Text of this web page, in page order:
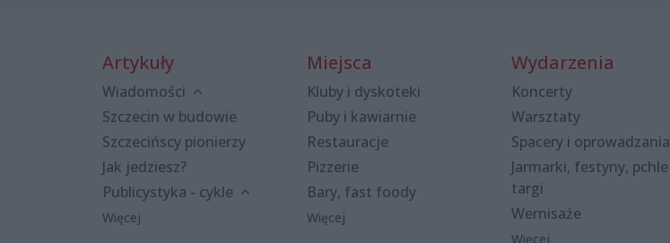
Artykuły
Wiadomości
Szczecin w budowie
Szczecińscy pionierzy
Jak jedziesz?
Publicystyka - cykle
Więcej
Miejsca
Kluby i dyskoteki
Puby i kawiarnie
Restauracje
Pizzerie
Bary, fast foody
Więcej
Wydarzenia
Koncerty
Warsztaty
Spacery i oprowadzania
Jarmarki, festyny, pchle
targi
Wernisaże
Więcej